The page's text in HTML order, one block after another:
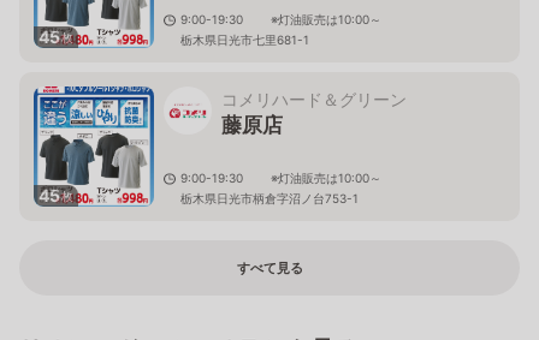
45枚
9:00-19:30 ※灯油販売は10:00～
栃木県日光市七里681-1
45枚
コメリハード＆グリーン
藤原店
9:00-19:30 ※灯油販売は10:00～
栃木県日光市柄倉字沼ノ台753-1
すべて見る